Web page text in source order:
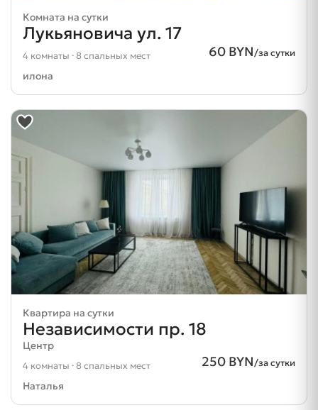
Комната на сутки
Лукьяновича ул. 17
60 BYN/за сутки
4 комнаты · 8 спальных мест
илона
Квартира на сутки
Независимости пр. 18
Центр
250 BYN/за сутки
4 комнаты · 8 спальных мест
Наталья